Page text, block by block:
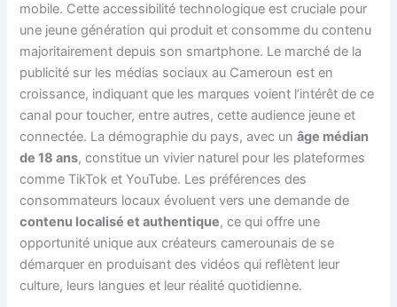
mobile. Cette accessibilité technologique est cruciale pour
une jeune génération qui produit et consomme du contenu
majoritairement depuis son smartphone. Le marché de la
publicité sur les médias sociaux au Cameroun est en
croissance, indiquant que les marques voient l’intérêt de ce
canal pour toucher, entre autres, cette audience jeune et
connectée. La démographie du pays, avec unâge médian
de 18 ans, constitue un vivier naturel pour les plateformes
comme TikTok et YouTube. Les préférences des
consommateurs locaux évoluent vers une demande de
contenu localisé et authentique, ce qui offre une
opportunité unique aux créateurs camerounais de se
démarquer en produisant des vidéos qui reflètent leur
culture, leurs langues et leur réalité quotidienne.